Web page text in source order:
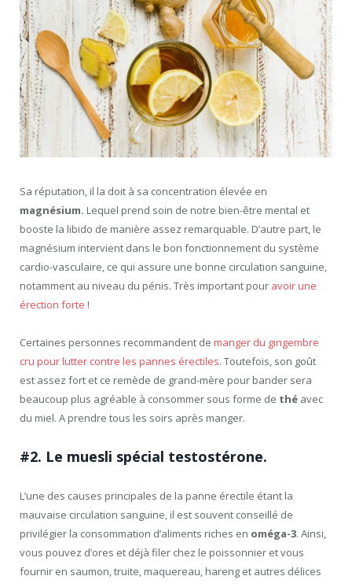
Sa réputation, il la doit à sa concentration élevée en
magnésium. Lequel prend soin de notre bien-être mental et
booste la libido de manière assez remarquable. D’autre part, le
magnésium intervient dans le bon fonctionnement du système
cardio-vasculaire, ce qui assure une bonne circulation sanguine,
notamment au niveau du pénis. Très important pour avoir une
érection forte !
Certaines personnes recommandent de manger du gingembre
cru pour lutter contre les pannes érectiles. Toutefois, son goût
est assez fort et ce remède de grand-mère pour bander sera
beaucoup plus agréable à consommer sous forme de thé avec
du miel. A prendre tous les soirs après manger.
#2. Le muesli spécial testostérone.
L’une des causes principales de la panne érectile étant la
mauvaise circulation sanguine, il est souvent conseillé de
privilégier la consommation d’aliments riches en oméga-3. Ainsi,
vous pouvez d’ores et déjà filer chez le poissonnier et vous
fournir en saumon, truite, maquereau, hareng et autres délices